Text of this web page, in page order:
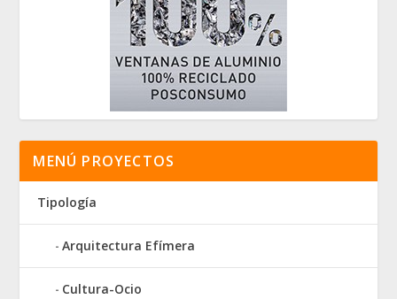
MENÚ PROYECTOS
Tipología
Arquitectura Efímera
Cultura-Ocio